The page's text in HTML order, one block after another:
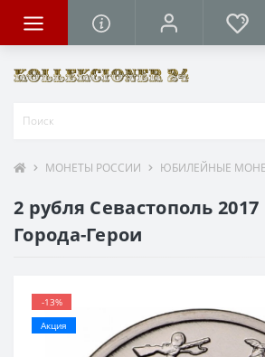
МОНЕТЫ РОССИИ ЮБИЛЕЙНЫЕ
2 рубля Севастополь 2017
Города-Герои
-13%
Акция